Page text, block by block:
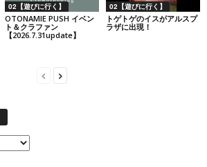
02【遊びに行く】
OTONAMIE PUSH イベン
ト＆クラファン
【2026.7.31update】
02【遊びに行く】
トゲトゲのイスがアルスプ
ラザに出現！